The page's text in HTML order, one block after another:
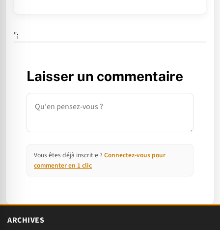
";
Laisser un commentaire
Commentaire
Vous êtes déjà inscrit·e ? Connectez-vous pour
commenter en 1 clic
ARCHIVES